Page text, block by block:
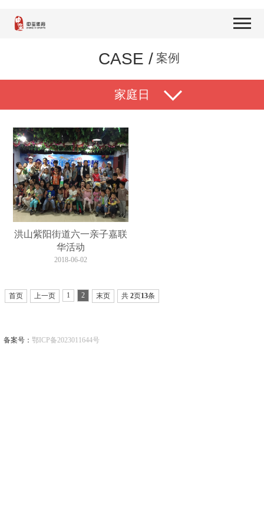
CASE / 案例
家庭日
洪山紫阳街道六一亲子嘉联
华活动
2018-06-02
首页 上一页 1 2 末页 共 2页13条
备案号： 鄂ICP备2023011644号